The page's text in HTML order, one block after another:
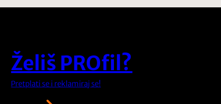
Želiš PROfil?
Pretplati se i reklamiraj se!